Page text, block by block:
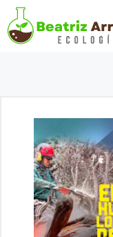
Saltar
al
contenido